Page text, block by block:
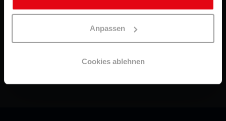
Anpassen
Cookies ablehnen
Datenschutz
Häufig gestellte Fragen